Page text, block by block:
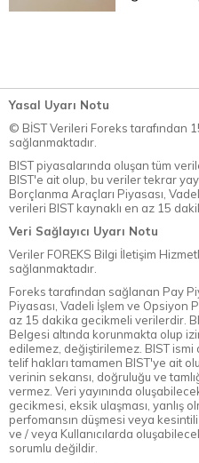
Yasal Uyarı Notu
© BİST Verileri Foreks tarafından
sağlanmaktadır.
BIST piyasalarında oluşan tüm
BIST'e ait olup, bu veriler tekrar
Borçlanma Araçları Piyasası,
verileri BIST kaynaklı en az 15
Veri Sağlayıcı Uyarı Notu
Veriler FOREKS Bilgi İletişim
sağlanmaktadır.
Foreks tarafından sağlanan Pay
Piyasası, Vadeli İşlem ve Opsiyon
az 15 dakika gecikmeli verilerdir.
Belgesi altında korunmakta olup
edilemez, değiştirilemez. BIST ismi
telif hakları tamamen BIST'ye ait
verinin sekansı, doğruluğu ve
vermez. Veri yayınında
gecikmesi, eksik ulaşması, yanlış
perfomansın düşmesi veya kesintili
ve / veya Kullanıcılarda
sorumlu değildir.